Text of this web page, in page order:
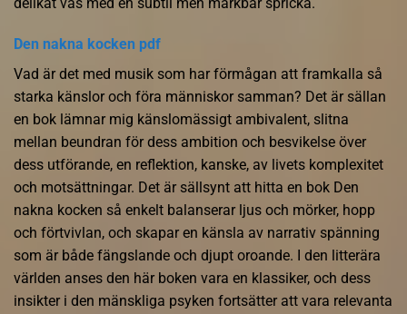
Den nakna kocken pdf
Vad är det med musik som har förmågan att framkalla så
starka känslor och föra människor samman? Det är sällan
en bok lämnar mig känslomässigt ambivalent, slitna
mellan beundran för dess ambition och besvikelse över
dess utförande, en reflektion, kanske, av livets komplexitet
och motsättningar. Det är sällsynt att hitta en bok Den
nakna kocken så enkelt balanserar ljus och mörker, hopp
och förtvivlan, och skapar en känsla av narrativ spänning
som är både fängslande och djupt oroande. I den litterära
världen anses den här boken vara en klassiker, och dess
insikter i den mänskliga psyken fortsätter att vara relevanta